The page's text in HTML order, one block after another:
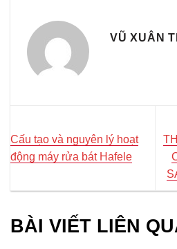
VŨ XUÂN
Cấu tạo và nguyên lý hoạt
động máy rửa bát Hafele
BÀI VIẾT LIÊN